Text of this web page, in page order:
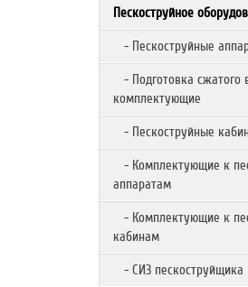
Пескоструйное
- Пескоструйные
- Подготовка сжатого
комплектующие
- Пескоструйные
- Комплектующие к
аппаратам
- Комплектующие к
кабинам
- СИЗ пескоструйщика